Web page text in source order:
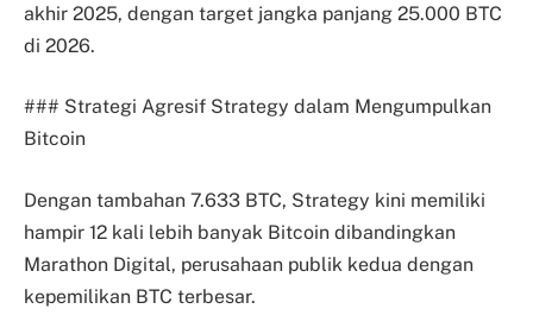
akhir 2025, dengan target jangka panjang 25.000 BTC
di 2026.
### Strategi Agresif Strategy dalam Mengumpulkan
Bitcoin
Dengan tambahan 7.633 BTC, Strategy kini memiliki
hampir 12 kali lebih banyak Bitcoin dibandingkan
Marathon Digital, perusahaan publik kedua dengan
kepemilikan BTC terbesar.